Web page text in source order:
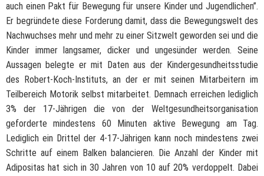
auch einen Pakt für Bewegung für unsere Kinder und Jugendlichen”.
Er begründete diese Forderung damit, dass die Bewegungswelt des
Nachwuchses mehr und mehr zu einer Sitzwelt geworden sei und die
Kinder immer langsamer, dicker und ungesünder werden. Seine
Aussagen belegte er mit Daten aus der Kindergesundheitsstudie
des Robert-Koch-Instituts, an der er mit seinen Mitarbeitern im
Teilbereich Motorik selbst mitarbeitet. Demnach erreichen lediglich
3% der 17-Jährigen die von der Weltgesundheitsorganisation
geforderte mindestens 60 Minuten aktive Bewegung am Tag.
Lediglich ein Drittel der 4-17-Jährigen kann noch mindestens zwei
Schritte auf einem Balken balancieren. Die Anzahl der Kinder mit
Adipositas hat sich in 30 Jahren von 10 auf 20% verdoppelt. Dabei